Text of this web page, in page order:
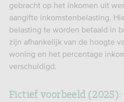
gebracht op het inkomen uit
aangifte inkomstenbelasting.
belasting te worden betaald in
zijn afhankelijk van de hoogte
woning en het percentage
verschuldigd.
Fictief voorbeeld (2025):